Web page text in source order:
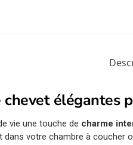
chevet élégantes
vie une touche de charme
dans votre chambre à coucher